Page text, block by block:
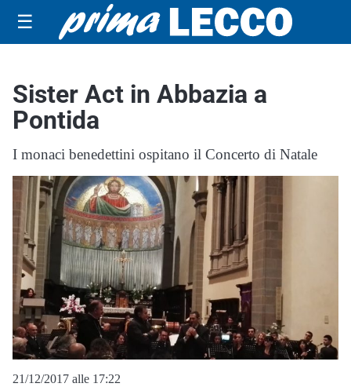
☰
Sister Act in Abbazia a
Pontida
I monaci benedettini ospitano il Concerto di Natale
21/12/2017 alle 17:22